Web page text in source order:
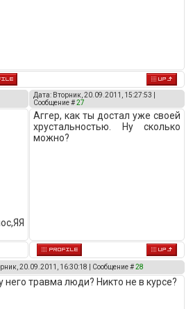
Дата: Вторник, 20.09.2011, 15:27:53 |
Сообщение #27
Аггер, как ты достал уже своей
хрустальностью. Ну сколько
можно?
20.09.2011, 16:30:18 | Сообщение #28
него травма люди? Никто не в курсе?